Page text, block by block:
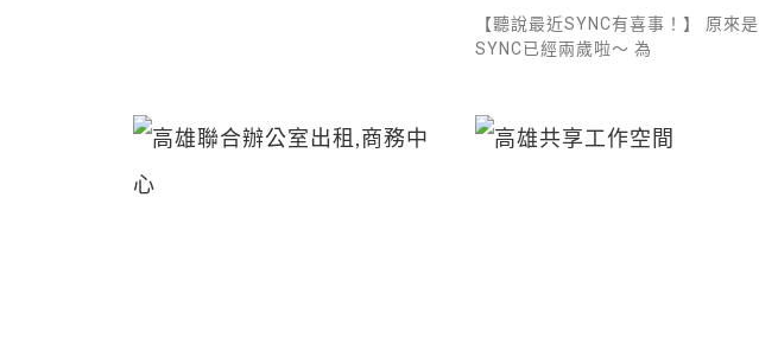
【聽說最近SYNC有喜事！】 原來是
SYNC已經兩歲啦～ 為